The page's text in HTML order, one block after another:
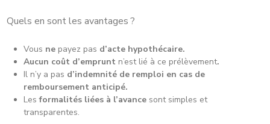
Quels en sont les avantages ?
Vous ne payez pas d’acte hypothécaire.
Aucun coût d’emprunt n’est lié à ce prélèvement.
Il n’y a pas d’indemnité de remploi en cas de
remboursement anticipé.
Lesformalités liées à l’avance sont simples et
transparentes.